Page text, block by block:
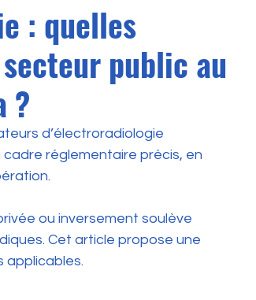
: quelles
public au
?
d’électroradiologie
réglementaire précis, en
ou inversement soulève
Cet article propose une
applicables.